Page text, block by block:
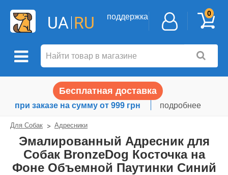
UA RU поддержка 0
Бесплатная доставка
при заказе на сумму от 999 грн подробнее
Для Собак Адресники
Эмалированный Адресник для
Собак BronzeDog Косточка на
Фоне Объемной Паутинки Синий